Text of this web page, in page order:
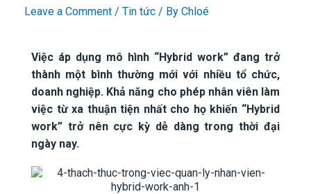
Leave a Comment / Tin tức / By Chloé
Việc áp dụng mô hình “Hybrid work” đang trở
thành một bình thường mới với nhiều tổ chức,
doanh nghiệp. Khả năng cho phép nhân viên làm
việc từ xa thuận tiện nhất cho họ khiến “Hybrid
work” trở nên cực kỳ dễ dàng trong thời đại
ngày nay.